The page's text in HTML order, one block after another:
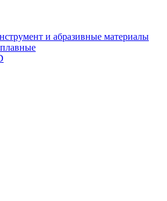
и абразивные материалы